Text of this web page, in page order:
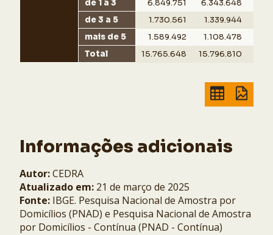
de 1 a 3 6.849.751 6.343.648
de 3 a 5
1.730.561 1.339.944
mais de 5
1.589.492 1.108.478
Total
15.765.648 15.796.810
Informações adicionais
Autor:CEDRA
Atualizado em: 21 de março de 2025
Fonte: IBGE. Pesquisa Nacional de Amostra por
Domicílios (PNAD) e Pesquisa Nacional de Amostra
por Domicílios - Contínua (PNAD - Contínua)